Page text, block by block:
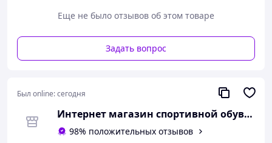
Весь каталог обуви Ditas
Еще не было отзывов об этом товаре
Задать вопрос
Был online:сегодня
Интернет магазин спортивной обуви Shoes-Factory
98% положительных отзывов